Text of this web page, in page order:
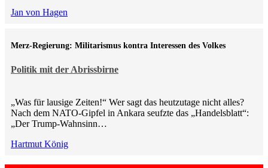
Jan von Hagen
Politik mit der Abrissbirne
Merz-Regierung: Militarismus kontra Inte­ressen des Volkes
„Was für lausige Zeiten!“ Wer sagt das heutzutage nicht alles?
Nach dem NATO-Gipfel in Ankara seufzte das „Handelsblatt“:
„Der Trump-Wahnsinn…
Hartmut König